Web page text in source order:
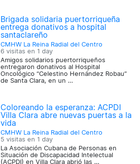
Brigada solidaria puertorriqueña
entrega donativos a hospital
santaclareño
CMHW La Reina Radial del Centro
6 visitas en 1 day
Amigos solidarios puertorriqueños
entregaron donativos al Hospital
Oncológico “Celestino Hernández Robau”
de Santa Clara, en un …
Coloreando la esperanza: ACPDI
Villa Clara abre nuevas puertas a la
vida
CMHW La Reina Radial del Centro
5 visitas en 1 day
La Asociación Cubana de Personas en
Situación de Discapacidad Intelectual
(ACPDI) en Villa Clara abrió las …